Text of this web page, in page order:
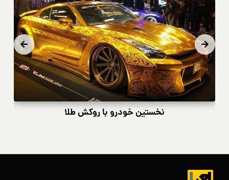
نخستین خودرو با روکش طلا